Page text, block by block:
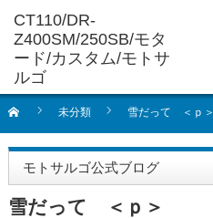
未分類 雪だって ＜ｐ＞
モトサルゴ公式ブログ
雪だって ＜ｐ＞